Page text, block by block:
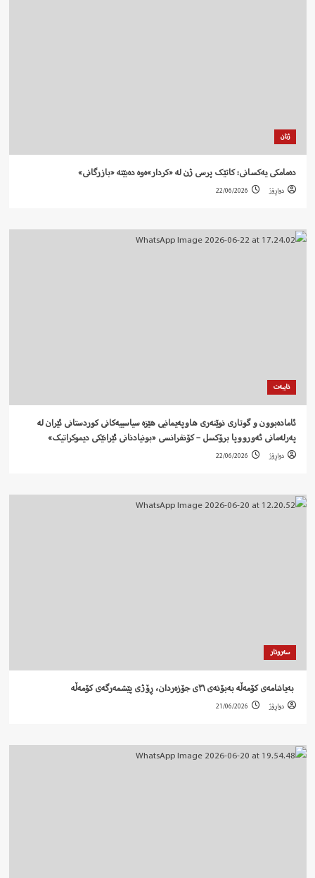
ژنان
دەمامکی یەکسانی: کاتێک پرسی ژن لە «کردار»ەوە دەبێتە «بازرگانی»
دواڕۆژ 22/06/2026
تایبەت
ئامادەبوون و گوتاری نوێنەری هاوپەیمانیی هێزە سیاسییەکانی کوردستانی ئێران لە
پەرلەمانی ئەورووپا برۆکسل – کۆنفرانسی «بونیادنانی ئێرانێکی دیموکراتیک»
دواڕۆژ 22/06/2026
سەروتار
‍ بەیاننامەی کۆمەڵە بەبۆنەی ٣١ی جۆزەردان، ڕۆژی پێشمەرگەی کۆمەڵە
دواڕۆژ 21/06/2026